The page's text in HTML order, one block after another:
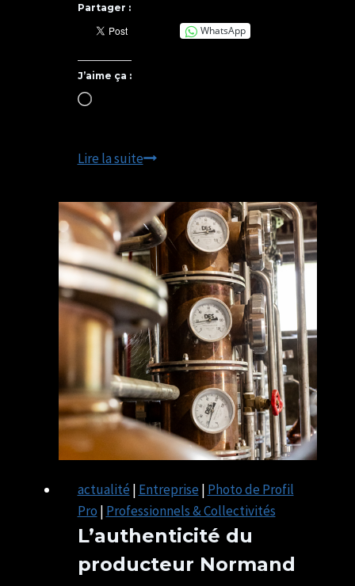
Partager :
WhatsApp
J’aime ça :
Chargement…
Lire la suiteLa
de
fidélité
mutualisée
actualité | Entreprise | Photo de Profil
Pro | Professionnels & Collectivités
L’authenticité du
producteur Normand